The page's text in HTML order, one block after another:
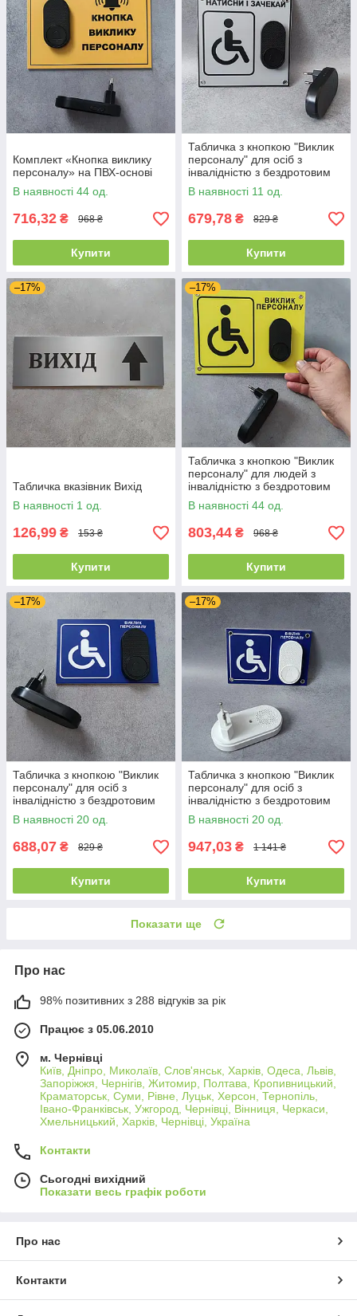
Комплект «Кнопка виклику
персоналу» на ПВХ-основі
В наявності 44 од.
716,32 ₴ 968 ₴
Купити
Табличка з кнопкою "Виклик
персоналу" для осіб з
інвалідністю з бездротовим
дзвінком Сіра
В наявності 11 од.
679,78 ₴ 829 ₴
Купити
–17%
Табличка вказівник Вихід
В наявності 1 од.
126,99 ₴ 153 ₴
Купити
–17%
Табличка з кнопкою "Виклик
персоналу" для людей з
інвалідністю з бездротовим
дзвінком 220в
В наявності 44 од.
803,44 ₴ 968 ₴
Купити
–17%
Табличка з кнопкою "Виклик
персоналу" для осіб з
інвалідністю з бездротовим
дзвінком Синя
В наявності 20 од.
688,07 ₴ 829 ₴
Купити
–17%
Табличка з кнопкою "Виклик
персоналу" для осіб з
інвалідністю з бездротовим
дзвінком Синя з білою
кнопкою
В наявності 20 од.
947,03 ₴ 1 141 ₴
Купити
Показати ще
Про нас
98% позитивних з 288 відгуків за рік
Працює з 05.06.2010
м. Чернівці
Київ, Дніпро, Миколаїв, Слов'янськ, Харків, Одеса, Львів,
Запоріжжя, Чернігів, Житомир, Полтава, Кропивницький,
Краматорськ, Суми, Рівне, Луцьк, Херсон, Тернопіль,
Івано-Франківськ, Ужгород, Чернівці, Вінниця, Черкаси,
Хмельницький, Харків, Чернівці, Україна
Контакти
Сьогодні вихідний
Показати весь графік роботи
Про нас
Контакти